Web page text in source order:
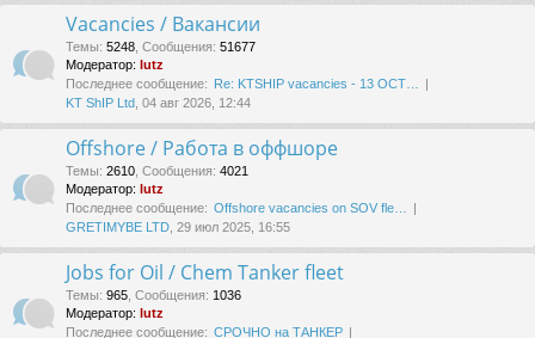
и ац
Vacancies / Вакансии
Темы: 5248 Сообщения: 51677
Модератор: lutz
Последнее сообщение: Re: KTSHIP vacancies - 13 OCT…
KT ShIP Ltd , 04 авг 2026, 12:44
Offshore / Работа в оффшоре
Темы: 2610 Сообщения: 4021
Модератор: lutz
Последнее сообщение: Offshore vacancies on SOV fle…
GRETIMYBE LTD , 29 июл 2025, 16:55
Jobs for Oil / Chem Tanker fleet
Темы: 965 Сообщения: 1036
Модератор: lutz
Последнее сообщение: СРОЧНО на ТАНКЕР